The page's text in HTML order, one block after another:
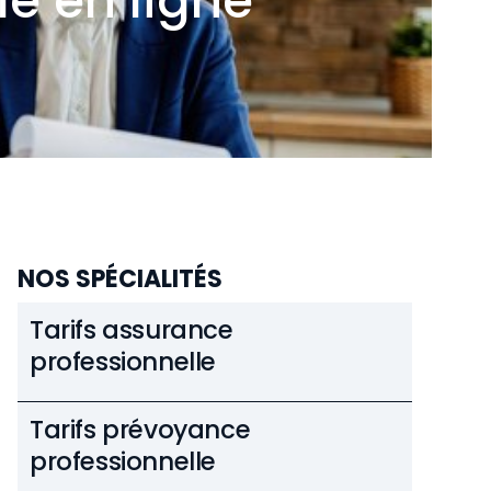
NOS SPÉCIALITÉS
Tarifs assurance
professionnelle
Tarifs prévoyance
professionnelle